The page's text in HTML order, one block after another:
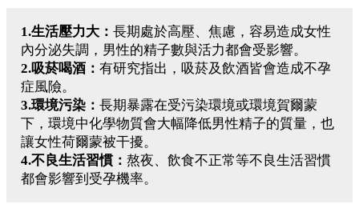
1.生活壓力大： 長期處於高壓、焦慮，容易造成女性
內分泌失調，男性的精子數與活力都會受影響。
2.吸菸喝酒： 有研究指出，吸菸及飲酒皆會造成不孕
症風險。
3.環境污染： 長期暴露在受污染環境或環境賀爾蒙
下，環境中化學物質會大幅降低男性精子的質量，也
讓女性荷爾蒙被干擾。
4.不良生活習慣： 熬夜、飲食不正常等不良生活習慣
都會影響到受孕機率。